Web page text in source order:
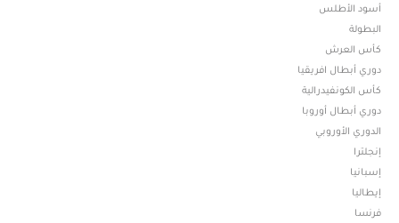
أسود الأطلس
البطولة
كأس العرش
دوري أبطال افريقيا
كأس الكونفيدرالية
دوري أبطال أوروبا
الدوري الأوروبي
إنجلترا
إسبانيا
إيطاليا
فرنسا